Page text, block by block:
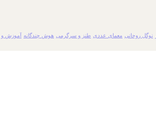
نوگل روحانی معمای عددی طنز و سرگرمی هوش چندگانه آموزش